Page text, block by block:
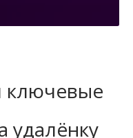
ключевые
удалёнку